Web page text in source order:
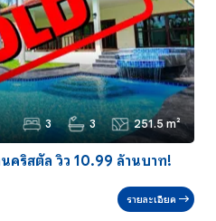
3 3 251.5 m²
คริสตัล วิว 10.99 ล้านบาท!
รายละเอียด